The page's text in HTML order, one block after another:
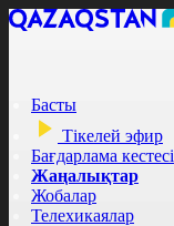
Басты
Тікелей эфир
Бағдарлама кестесі
Жаңалықтар
Жобалар
Телехикаялар